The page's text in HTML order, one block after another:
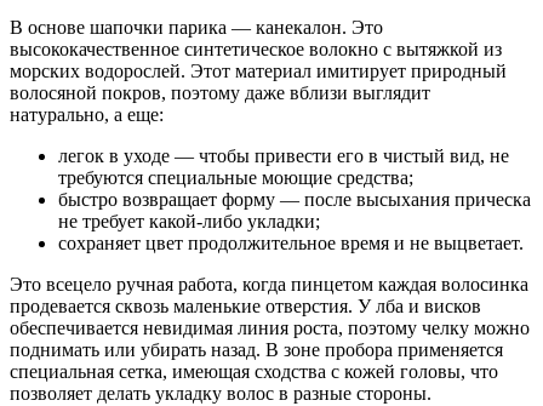
В основе шапочки парика — канекалон. Это
высококачественное синтетическое волокно с вытяжкой из
морских водорослей. Этот материал имитирует природный
волосяной покров, поэтому даже вблизи выглядит
натурально, а еще:
легок в уходе — чтобы привести его в чистый вид, не
требуются специальные моющие средства;
быстро возвращает форму — после высыхания прическа
не требует какой-либо укладки;
сохраняет цвет продолжительное время и не выцветает.
Это всецело ручная работа, когда пинцетом каждая волосинка
продевается сквозь маленькие отверстия. У лба и висков
обеспечивается невидимая линия роста, поэтому челку можно
поднимать или убирать назад. В зоне пробора применяется
специальная сетка, имеющая сходства с кожей головы, что
позволяет делать укладку волос в разные стороны.